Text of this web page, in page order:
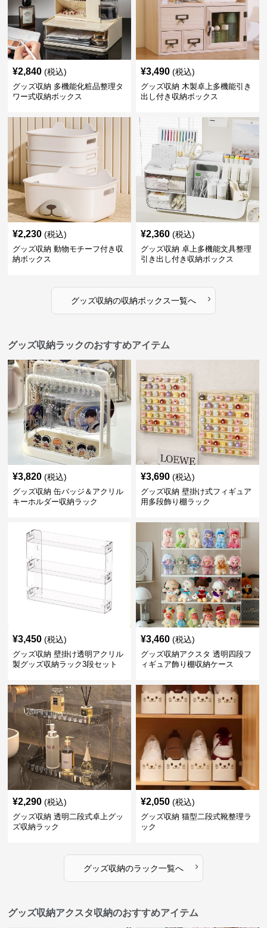
¥2,840 (税込)
グッズ収納 多機能化粧品整理タ
ワー式収納ボックス
¥3,490 (税込)
グッズ収納 木製卓上多機能引き
出し付き収納ボックス
¥2,230 (税込)
グッズ収納 動物モチーフ付き収
納ボックス
¥2,360 (税込)
グッズ収納 卓上多機能文具整理
引き出し付き収納ボックス
グッズ収納の収納ボックス一覧へ ›
グッズ収納ラックのおすすめアイテム
¥3,820 (税込)
グッズ収納 缶バッジ＆アクリル
キーホルダー収納ラック
¥3,690 (税込)
グッズ収納 壁掛け式フィギュア
用多段飾り棚ラック
¥3,450 (税込)
グッズ収納 壁掛け透明アクリル
製グッズ収納ラック3段セット
¥3,460 (税込)
グッズ収納アクスタ 透明四段フ
ィギュア飾り棚収納ケース
¥2,290 (税込)
グッズ収納 透明二段式卓上グッ
ズ収納ラック
¥2,050 (税込)
グッズ収納 猫型二段式靴整理ラ
ック
グッズ収納のラック一覧へ ›
グッズ収納アクスタ収納のおすすめアイテム